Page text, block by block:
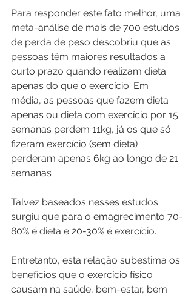
Para responder este fato melhor, uma
meta-análise de mais de 700 estudos
de perda de peso descobriu que as
pessoas têm maiores resultados a
curto prazo quando realizam dieta
apenas do que o exercício. Em
média, as pessoas que fazem dieta
apenas ou dieta com exercício por 15
semanas perdem 11kg, já os que só
fizeram exercício (sem dieta)
perderam apenas 6kg ao longo de 21
semanas
Talvez baseados nesses estudos
surgiu que para o emagrecimento 70-
80% é dieta e 20-30% é exercício.
Entretanto, esta relação subestima os
benefícios que o exercício físico
causam na saúde, bem-estar, bem